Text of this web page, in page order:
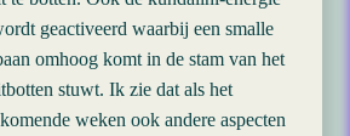
geactiveerd waarbij een smalle
omhoog komt in de stam van het
stuwt. Ik zie dat als het
weken ook andere aspecten